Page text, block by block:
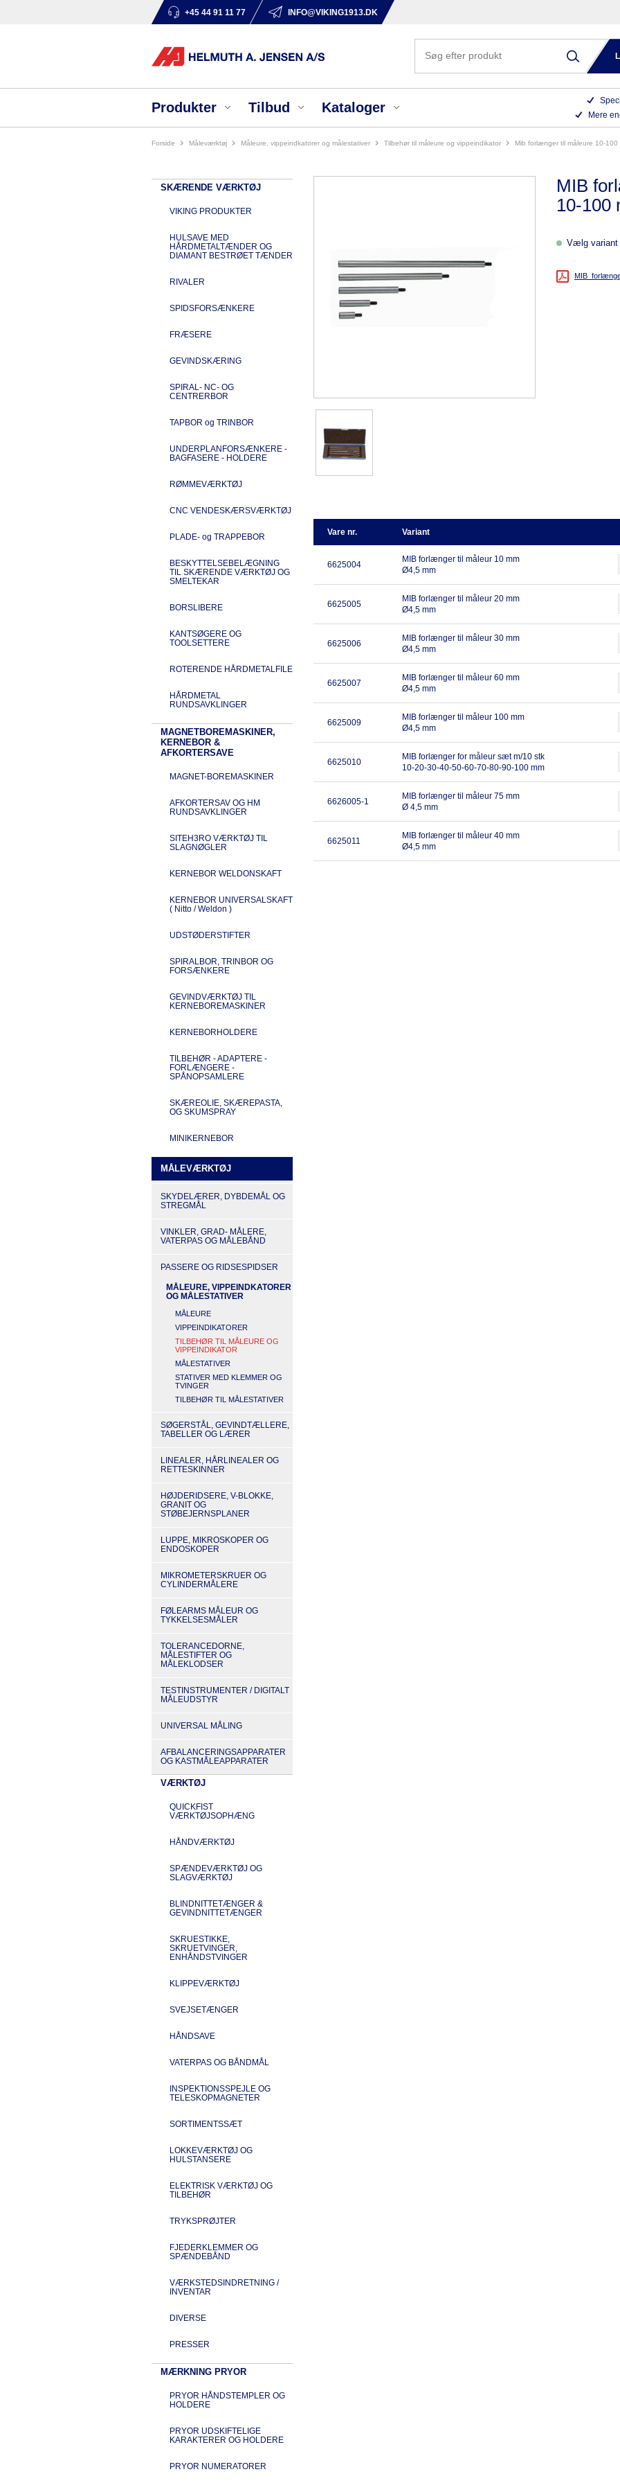
+45 44 91 11 77 INFO@VIKING1913.DK
Produkter Tilbud Kataloger
Mere
Forside måleværktøj måleure, vippeindkatorer og målestativer tilbehør til måleure og vippeindikator mib forlænger til måleure 10-
SKÆRENDE VÆRKTØJ
VIKING PRODUKTER
HULSAVE MED
HÅRDMETALTÆNDER OG
DIAMANT BESTRØET TÆNDER
RIVALER
SPIDSFORSÆNKERE
FRÆSERE
GEVINDSKÆRING
SPIRAL- NC- OG
CENTRERBOR
TAPBOR og TRINBOR
UNDERPLANFORSÆNKERE -
BAGFASERE - HOLDERE
RØMMEVÆRKTØJ
CNC VENDESKÆRSVÆRKTØJ
PLADE- og TRAPPEBOR
BESKYTTELSEBELÆGNING
TIL SKÆRENDE VÆRKTØJ OG
SMELTEKAR
BORSLIBERE
KANTSØGERE OG
TOOLSETTERE
ROTERENDE HÅRDMETALFILE
HÅRDMETAL
RUNDSAVKLINGER
MAGNETBOREMASKINER,
KERNEBOR &
AFKORTERSAVE
MAGNET-BOREMASKINER
AFKORTERSAV OG HM
RUNDSAVKLINGER
SITEH3RO VÆRKTØJ TIL
SLAGNØGLER
KERNEBOR WELDONSKAFT
KERNEBOR UNIVERSALSKAFT
( Nitto / Weldon )
UDSTØDERSTIFTER
SPIRALBOR, TRINBOR OG
FORSÆNKERE
GEVINDVÆRKTØJ TIL
KERNEBOREMASKINER
KERNEBORHOLDERE
TILBEHØR - ADAPTERE -
FORLÆNGERE -
SPÅNOPSAMLERE
SKÆREOLIE, SKÆREPASTA,
OG SKUMSPRAY
MINIKERNEBOR
MÅLEVÆRKTØJ
SKYDELÆRER, DYBDEMÅL OG
STREGMÅL
VINKLER, GRAD- MÅLERE,
VATERPAS OG MÅLEBÅND
PASSERE OG RIDSESPIDSER
MÅLEURE, VIPPEINDKATORER
OG MÅLESTATIVER
MÅLEURE
VIPPEINDIKATORER
TILBEHØR TIL MÅLEURE OG
VIPPEINDIKATOR
MÅLESTATIVER
STATIVER MED KLEMMER OG
TVINGER
TILBEHØR TIL MÅLESTATIVER
SØGERSTÅL, GEVINDTÆLLERE,
TABELLER OG LÆRER
LINEALER, HÅRLINEALER OG
RETTESKINNER
HØJDERIDSERE, V-BLOKKE,
GRANIT OG
STØBEJERNSPLANER
LUPPE, MIKROSKOPER OG
ENDOSKOPER
MIKROMETERSKRUER OG
CYLINDERMÅLERE
FØLEARMS MÅLEUR OG
TYKKELSESMÅLER
TOLERANCEDORNE,
MÅLESTIFTER OG
MÅLEKLODSER
TESTINSTRUMENTER / DIGITALT
MÅLEUDSTYR
UNIVERSAL MÅLING
AFBALANCERINGSAPPARATER
OG KASTMÅLEAPPARATER
VÆRKTØJ
QUICKFIST
VÆRKTØJSOPHÆNG
HÅNDVÆRKTØJ
SPÆNDEVÆRKTØJ OG
SLAGVÆRKTØJ
BLINDNITTETÆNGER &
GEVINDNITTETÆNGER
SKRUESTIKKE,
SKRUETVINGER,
ENHÅNDSTVINGER
KLIPPEVÆRKTØJ
SVEJSETÆNGER
HÅNDSAVE
VATERPAS OG BÅNDMÅL
INSPEKTIONSSPEJLE OG
TELESKOPMAGNETER
SORTIMENTSSÆT
LOKKEVÆRKTØJ OG
HULSTANSERE
ELEKTRISK VÆRKTØJ OG
TILBEHØR
TRYKSPRØJTER
FJEDERKLEMMER OG
SPÆNDEBÅND
VÆRKSTEDSINDRETNING /
INVENTAR
DIVERSE
PRESSER
MÆRKNING PRYOR
PRYOR HÅNDSTEMPLER OG
HOLDERE
PRYOR UDSKIFTELIGE
KARAKTERER OG HOLDERE
PRYOR NUMERATORER
MIB
10-100
Vælg variant
Vare nr. Variant
6625004
MIB forlænger til måleur 10 mm
Ø4,5 mm
6625005
MIB forlænger til måleur 20 mm
Ø4,5 mm
6625006
MIB forlænger til måleur 30 mm
Ø4,5 mm
6625007
MIB forlænger til måleur 60 mm
Ø4,5 mm
6625009
MIB forlænger til måleur 100 mm
Ø4,5 mm
6625010
MIB forlænger for måleur sæt m/10 stk
10-20-30-40-50-60-70-80-90-100 mm
6626005-1
MIB forlænger til måleur 75 mm
Ø 4,5 mm
6625011
MIB forlænger til måleur 40 mm
Ø4,5 mm